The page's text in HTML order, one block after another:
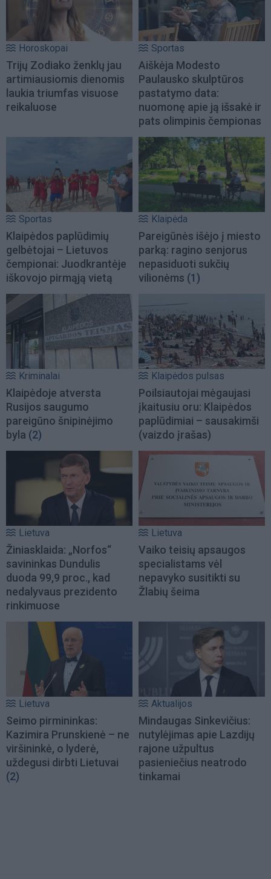
Horoskopai
Trijų Zodiako ženklų jau
artimiausiomis dienomis
laukia triumfas visuose
reikaluose
Sportas
Aiškėja Modesto
Paulausko skulptūros
pastatymo data:
nuomonę apie ją išsakė ir
pats olimpinis čempionas
Sportas
Klaipėdos paplūdimių
gelbėtojai – Lietuvos
čempionai: Juodkrantėje
iškovojo pirmąją vietą
Klaipėda
Pareigūnės išėjo į miesto
parką: ragino senjorus
nepasiduoti sukčių
vilionėms (1)
Kriminalai
Klaipėdoje atversta
Rusijos saugumo
pareigūno šnipinėjimo
byla (2)
Klaipėdos pulsas
Poilsiautojai mėgaujasi
įkaitusiu oru: Klaipėdos
paplūdimiai – sausakimši
(vaizdo įrašas)
Lietuva
Žiniasklaida: „Norfos“
savininkas Dundulis
duoda 99,9 proc., kad
nedalyvaus prezidento
rinkimuose
Lietuva
Vaiko teisių apsaugos
specialistams vėl
nepavyko susitikti su
Žlabių šeima
Lietuva
Seimo pirmininkas:
Kazimira Prunskienė – ne
viršininkė, o lyderė,
uždegusi dirbti Lietuvai
(2)
Aktualijos
Mindaugas Sinkevičius:
nutylėjimas apie Lazdijų
rajone užpultus
pasieniečius neatrodo
tinkamai